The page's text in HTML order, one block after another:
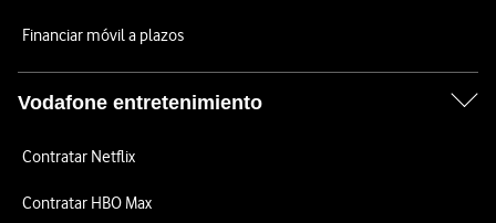
Financiar móvil a plazos
Vodafone entretenimiento
Contratar Netflix
Contratar HBO Max